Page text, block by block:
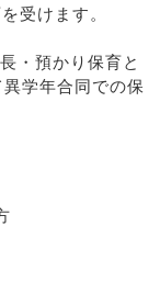
受けます。
・預かり保育と
学年合同での保